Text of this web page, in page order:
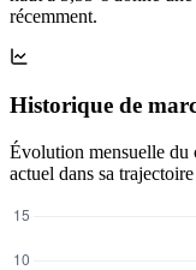
récemment.
Historique de
Évolution mensuelle du
actuel dans sa